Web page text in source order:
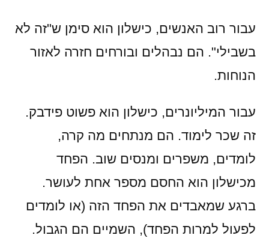
עבור רוב האנשים, כישלון הוא סימן ש"זה לא
בשבילי". הם נבהלים ובורחים חזרה לאזור
הנוחות.
עבור המיליונרים, כישלון הוא פשוט פידבק.
זה שכר לימוד. הם מנתחים מה קרה,
לומדים, משפרים ומנסים שוב. הפחד
מכישלון הוא החסם מספר אחת לעושר.
ברגע שמאבדים את הפחד הזה (או לומדים
לפעול למרות הפחד), השמיים הם הגבול.